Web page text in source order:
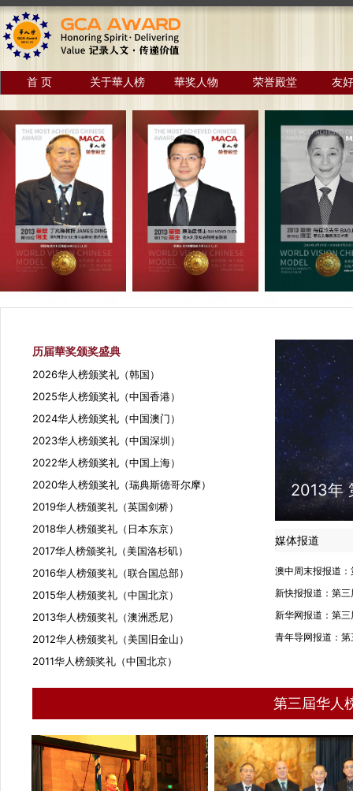
首 页 关于華人榜 華奖人物 荣誉殿堂 友
历届華奖颁奖盛典
2026华人榜颁奖礼（韩国）
2025华人榜颁奖礼（中国香港）
2024华人榜颁奖礼（中国澳门）
2023华人榜颁奖礼（中国深圳）
2022华人榜颁奖礼（中国上海）
2020华人榜颁奖礼（瑞典斯德哥尔摩）
2019华人榜颁奖礼（英国剑桥）
2018华人榜颁奖礼（日本东京）
2017华人榜颁奖礼（美国洛杉矶）
2016华人榜颁奖礼（联合国总部）
2015华人榜颁奖礼（中国北京）
2013华人榜颁奖礼（澳洲悉尼）
2012华人榜颁奖礼（美国旧金山）
2011华人榜颁奖礼（中国北京）
2013年
媒体报道
澳中周末报报道
新快报报道：第
新华网报道：第
青年导网报道：
第三屆华人